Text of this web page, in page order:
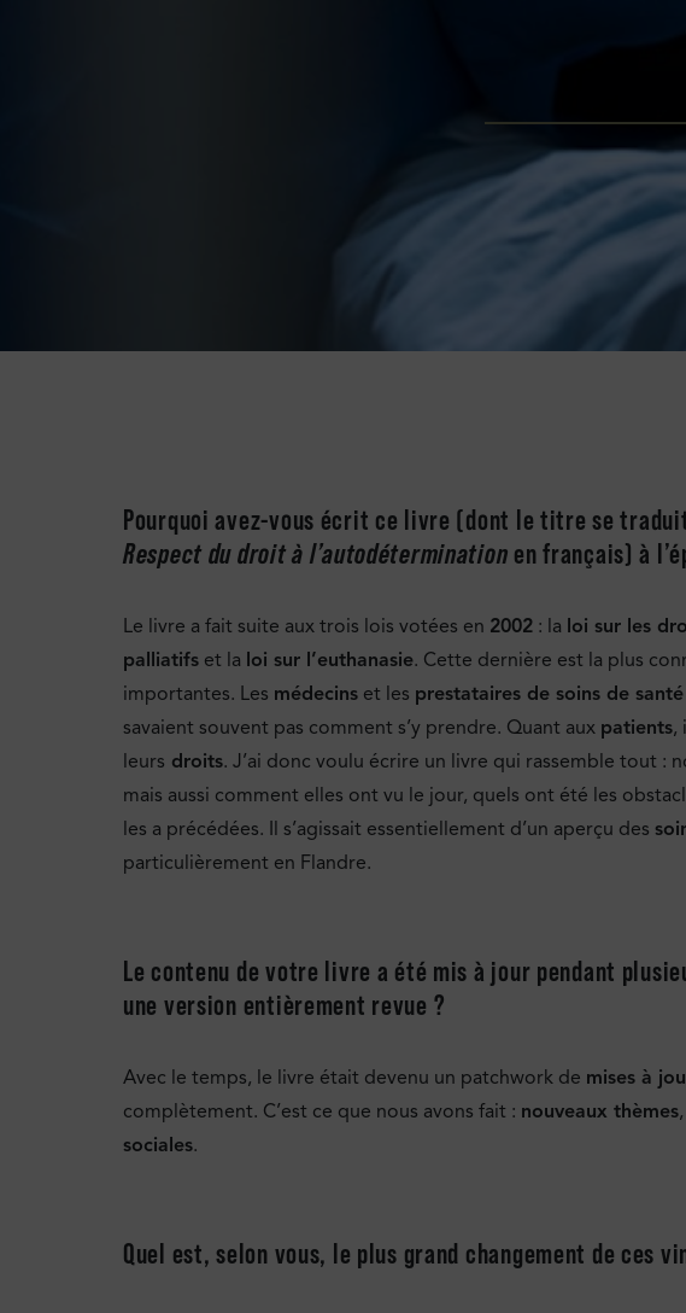
Pourquoi avez-vous écrit ce livre (dont le titre se
Respect du droit à l’autodétermination en français) à
Le livre a fait suite aux trois lois votées en 2002 : la loi sur les
palliatifs et la loi sur l’euthanasie. Cette dernière est la plus
importantes. Les médecins et les prestataires de soins de santé
savaient souvent pas comment s’y prendre. Quant aux patients,
leurs droits. J’ai donc voulu écrire un livre qui rassemble tout :
mais aussi comment elles ont vu le jour, quels ont été les
les a précédées. Il s’agissait essentiellement d’un aperçu des
particulièrement en Flandre.
Le contenu de votre livre a été mis à jour pendant
une version entièrement revue ?
Avec le temps, le livre était devenu un patchwork de mises à
complètement. C’est ce que nous avons fait : nouveaux thèmes,
sociales.
Quel est, selon vous, le plus grand changement de ces